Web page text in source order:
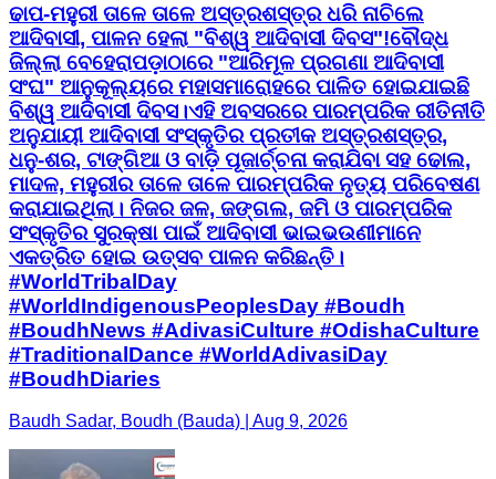
ଢାପ-ମହୁରୀ ତାଳେ ତାଳେ ଅସ୍ତ୍ରଶସ୍ତ୍ର ଧରି ନାଚିଲେ
ଆଦିବାସୀ, ପାଳନ ହେଲା "ବିଶ୍ୱ ଆଦିବାସୀ ଦିବସ"! ​ବୌଦ୍ଧ
ଜିଲ୍ଲା ବେହେରାପଡ଼ାଠାରେ "ଆରିମୂଳ ପ୍ରଗଣା ଆଦିବାସୀ
ସଂଘ" ଆନୁକୂଲ୍ୟରେ ମହାସମାରୋହରେ ପାଳିତ ହୋଇଯାଇଛି
ବିଶ୍ୱ ଆଦିବାସୀ ଦିବସ। ​ଏହି ଅବସରରେ ପାରମ୍ପରିକ ରୀତିନୀତି
ଅନୁଯାୟୀ ଆଦିବାସୀ ସଂସ୍କୃତିର ପ୍ରତୀକ ଅସ୍ତ୍ରଶସ୍ତ୍ର,
ଧନୁ-ଶର, ଟାଙ୍ଗିଆ ଓ ବାଡ଼ି ପୂଜାର୍ଚ୍ଚନା କରାଯିବା ସହ ଢୋଲ,
ମାଦଳ, ମହୁରୀର ତାଳେ ତାଳେ ପାରମ୍ପରିକ ନୃତ୍ୟ ପରିବେଷଣ
କରାଯାଇଥିଲା। ନିଜର ଜଳ, ଜଙ୍ଗଲ, ଜମି ଓ ପାରମ୍ପରିକ
ସଂସ୍କୃତିର ସୁରକ୍ଷା ପାଇଁ ଆଦିବାସୀ ଭାଇଭଉଣୀମାନେ
ଏକତ୍ରିତ ହୋଇ ଉତ୍ସବ ପାଳନ କରିଛନ୍ତି। ​
#WorldTribalDay
#WorldIndigenousPeoplesDay #Boudh
#BoudhNews #AdivasiCulture #OdishaCulture
#TraditionalDance #WorldAdivasiDay
#BoudhDiaries
Baudh Sadar, Boudh (Bauda) | Aug 9, 2026